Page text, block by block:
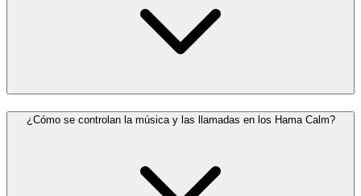
¿Cómo se controlan la música y las llamadas en los Hama Calm?